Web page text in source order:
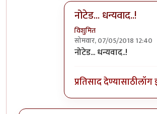
नोटेड... धन्यवाद..!
विशुमित
सोमवार, 07/05/2018 12:40
In reply toपुण्यात
नोटेड... धन्यवाद..!
प्रतिसाद देण्यासाठीलॉग